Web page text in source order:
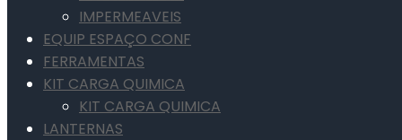
IMPERMEAVEIS
EQUIP ESPAÇO CONF
FERRAMENTAS
KIT CARGA QUIMICA
KIT CARGA QUIMICA
LANTERNAS